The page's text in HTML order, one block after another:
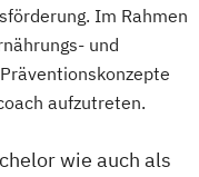
Im Rahmen
und
aufzutreten.
wie auch als